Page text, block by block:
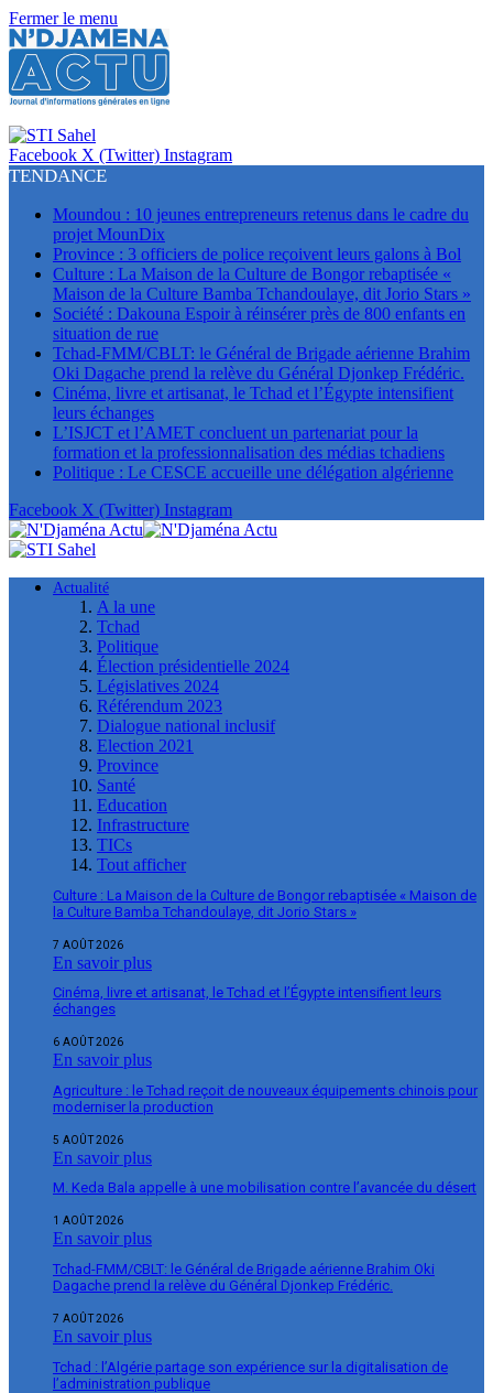
Fermer le menu
Facebook X (Twitter) Instagram
TENDANCE
Moundou : 10 jeunes entrepreneurs retenus dans le cadre du
projet MounDix
Province : 3 officiers de police reçoivent leurs galons à Bol
Culture : La Maison de la Culture de Bongor rebaptisée «
Maison de la Culture Bamba Tchandoulaye, dit Jorio Stars »
Société : Dakouna Espoir à réinsérer près de 800 enfants en
situation de rue
Tchad-FMM/CBLT: le Général de Brigade aérienne Brahim
Oki Dagache prend la relève du Général Djonkep Frédéric.
Cinéma, livre et artisanat, le Tchad et l’Égypte intensifient
leurs échanges
L’ISJCT et l’AMET concluent un partenariat pour la
formation et la professionnalisation des médias tchadiens
Politique : Le CESCE accueille une délégation algérienne
Facebook X (Twitter) Instagram
Actualité
A la une
Tchad
Politique
Élection présidentielle 2024
Législatives 2024
Référendum 2023
Dialogue national inclusif
Election 2021
Province
Santé
Education
Infrastructure
TICs
Tout afficher
Culture : La Maison de la Culture de Bongor rebaptisée « Maison de
la Culture Bamba Tchandoulaye, dit Jorio Stars »
7 AOÛT 2026
En savoir plus
Cinéma, livre et artisanat, le Tchad et l’Égypte intensifient leurs
échanges
6 AOÛT 2026
En savoir plus
Agriculture : le Tchad reçoit de nouveaux équipements chinois pour
moderniser la production
5 AOÛT 2026
En savoir plus
M. Keda Bala appelle à une mobilisation contre l’avancée du désert
1 AOÛT 2026
En savoir plus
Tchad-FMM/CBLT: le Général de Brigade aérienne Brahim Oki
Dagache prend la relève du Général Djonkep Frédéric.
7 AOÛT 2026
En savoir plus
Tchad : l’Algérie partage son expérience sur la digitalisation de
l’administration publique